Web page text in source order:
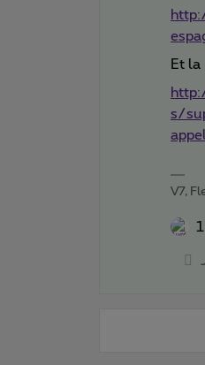
Et la
s/
V7,